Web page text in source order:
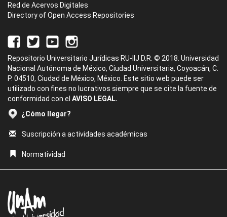
Red de Acervos Digitales
Directory of Open Access Repositories
Repositorio Universitario Jurídicas RU-IIJ D.R. © 2018. Universidad
Nacional Autónoma de México, Ciudad Universitaria, Coyoacán, C.
P. 04510, Ciudad de México, México. Este sitio web puede ser
utilizado con fines no lucrativos siempre que se cite la fuente de
conformidad con el AVISO LEGAL.
¿Cómo llegar?
Suscripción a actividades académicas
Normatividad